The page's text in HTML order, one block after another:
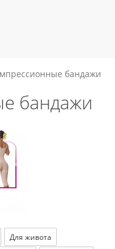
бандажи
бандажи
Для живота